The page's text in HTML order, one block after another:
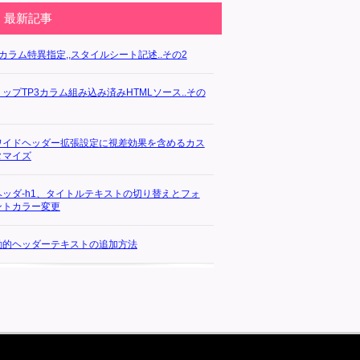
最新記事
ラム特異指定,,スタイルシート記述..その2
ップTP3カラム組み込み済みHTMLソース..その
イドヘッダー拡張設定に視差効果を含めるカス
マイズ
ッダ-h1、タイトルテキストの切り替えとフォ
トカラー変更
的ヘッダーテキストの追加方法